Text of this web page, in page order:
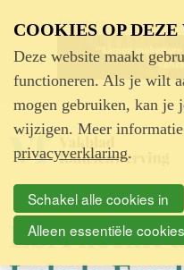
Advertentie
LSA neemt
COOKIES OP DEZE
Deze website maakt
functioneren. Als je wilt
mogen gebruiken, kan je
wijzigen. Meer
privacyverklaring.
Schakel alle cookies in
Alleen essentiële cookies